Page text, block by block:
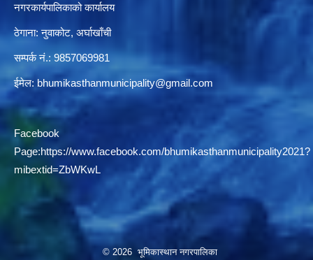
नगरकार्यपालिकाको कार्यालय
ठेगाना: नुवाकोट, अर्घाखाँची
सम्पर्क नं.: 9857069981
ईमेल: bhumikasthanmunicipality@gmail.com
Facebook
Page:https://www.facebook.com/bhumikasthanmunicipality2021?
mibextid=ZbWKwL
© 2026 भूमिकास्थान नगरपालिका